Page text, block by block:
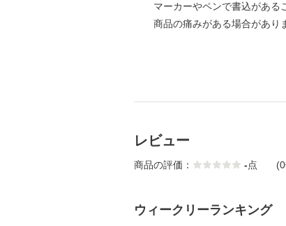
マーカーやペンで書込があるこ
商品の痛みがある場合がありま
レビュー
商品の評価： -点
ウィークリーランキング